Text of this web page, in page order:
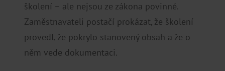
školení – ale nejsou ze zákona povinné.
Zaměstnavateli postačí prokázat, že školení
provedl, že pokrylo stanovený obsah a že o
něm vede dokumentaci.